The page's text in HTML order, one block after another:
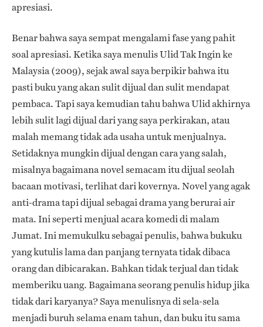
apresiasi.
Benar bahwa saya sempat mengalami fase yang pahit
soal apresiasi. Ketika saya menulis Ulid Tak Ingin ke
Malaysia (2009), sejak awal saya berpikir bahwa itu
pasti buku yang akan sulit dijual dan sulit mendapat
pembaca. Tapi saya kemudian tahu bahwa Ulid akhirnya
lebih sulit lagi dijual dari yang saya perkirakan, atau
malah memang tidak ada usaha untuk menjualnya.
Setidaknya mungkin dijual dengan cara yang salah,
misalnya bagaimana novel semacam itu dijual seolah
bacaan motivasi, terlihat dari kovernya. Novel yang agak
anti-drama tapi dijual sebagai drama yang berurai air
mata. Ini seperti menjual acara komedi di malam
Jumat. Ini memukulku sebagai penulis, bahwa bukuku
yang kutulis lama dan panjang ternyata tidak dibaca
orang dan dibicarakan. Bahkan tidak terjual dan tidak
memberiku uang. Bagaimana seorang penulis hidup jika
tidak dari karyanya? Saya menulisnya di sela-sela
menjadi buruh selama enam tahun, dan buku itu sama